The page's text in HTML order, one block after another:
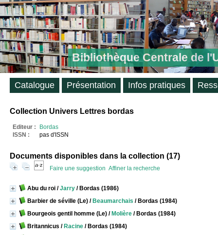
Bibliothèque Centrale de
Collection Univers Lettres bordas
Editeur :
Bordas
ISSN :
pas d'ISSN
Documents disponibles dans la collection (17)
Faire une suggestion Affiner la recherche
Abu du roi /Jarry / Bordas (1986)
Barbier de séville (Le) / Beaumarchais / Bordas (1984)
Bourgeois gentil homme (Le) / Molière / Bordas (1984)
Britannicus / Racine / Bordas (1984)
Catalogue Présentation Infos pratiques